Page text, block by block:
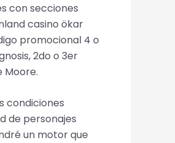
con secciones
casino ökar
promocional 4 o
2do o 3er
Moore.
condiciones
de personajes
un motor que